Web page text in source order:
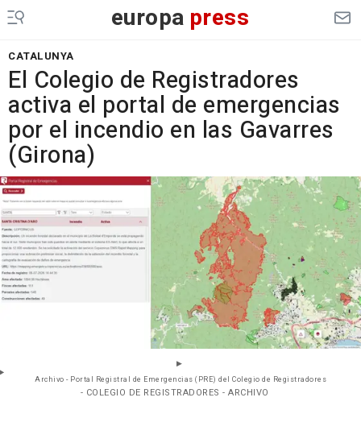
europa press
CATALUNYA
El Colegio de Registradores
activa el portal de emergencias
por el incendio en las Gavarres
(Girona)
Archivo - Portal Registral de Emergencias (PRE) del Colegio de Registradores
- COLEGIO DE REGISTRADORES - ARCHIVO